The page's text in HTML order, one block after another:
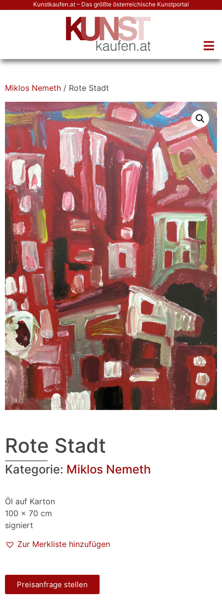
Kunstkaufen.at – Das größte österreichische Kunstportal
Miklos Nemeth / Rote Stadt
Rote Stadt
Kategorie: Miklos Nemeth
Öl auf Karton
100 x 70 cm
signiert
Zur Merkliste hinzufügen
Preisanfrage stellen